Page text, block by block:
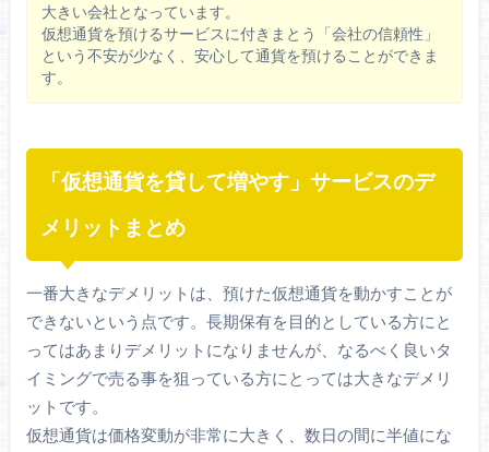
大きい会社となっています。
仮想通貨を預けるサービスに付きまとう「会社の信頼性」
という不安が少なく、安心して通貨を預けることができま
す。
「仮想通貨を貸して増やす」サービスのデ
メリットまとめ
一番大きなデメリットは、預けた仮想通貨を動かすことが
できないという点です。長期保有を目的としている方にと
ってはあまりデメリットになりませんが、なるべく良いタ
イミングで売る事を狙っている方にとっては大きなデメリ
ットです。
仮想通貨は価格変動が非常に大きく、数日の間に半値にな